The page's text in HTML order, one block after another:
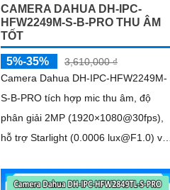
CAMERA DAHUA DH-IPC-
HFW2249M-S-B-PRO THU ÂM
TỐT
5%-35%
3,610,000 ₫
Camera Dahua DH-IPC-HFW2249M-
S-B-PRO tích hợp mic thu âm, độ
phân giải 2MP (1920×1080@30fps),
hỗ trợ Starlight (0.0006 lux@F1.0) và